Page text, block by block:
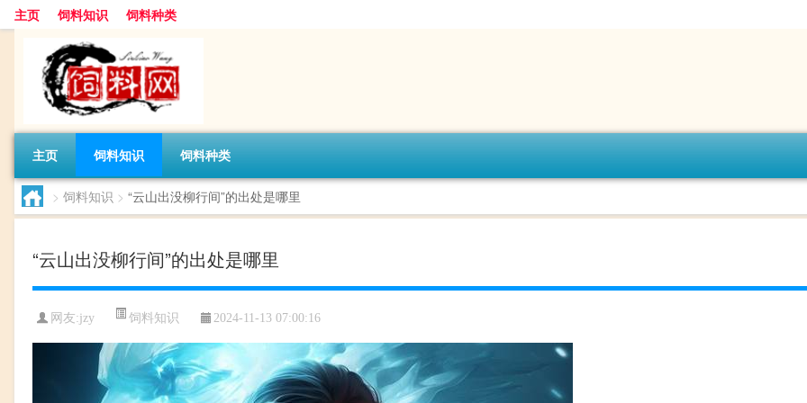
主页 饲料知识 饲料种类
主页 饲料知识 饲料种类
> 饲料知识 > “云山出没柳行间”的出处是哪里
“云山出没柳行间”的出处是哪里
网友:jzy 饲料知识 2024-11-13 07:00:16